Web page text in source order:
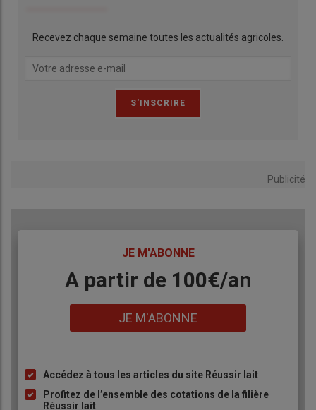
Recevez chaque semaine toutes les actualités agricoles.
Publicité
JE M'ABONNE
BodyA partir de 100€/an
JE M'ABONNE
Liste
à
Accédez à tous les articles du site Réussir lait
Profitez de l’ensemble des cotations de la filière
Réussir lait